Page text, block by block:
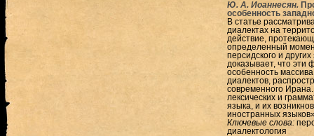
Ю. А. Иоаннесян.
особенность
В статье
диалектах на
действие,
определенный
персидского и
доказывает, что эти
особенность
диалектов,
современного
лексических и
языка, и их
иностранных
Ключевые слова:
диалектология